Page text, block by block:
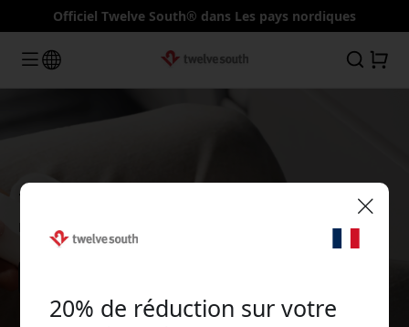
Officiel Twelve South® dans Les pays nordiques
Twelve South AirFly Pro 2
Le meilleur devient encore meilleur.
20% de réduction sur votre
🎉 Votre code de réduction :